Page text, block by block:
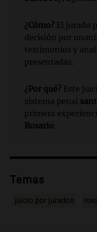
¿Cómo? El jurado
decisión por
testimonios y
presentadas.
¿Por qué? Este
sistema penal
primera
Rosario.
Temas
juicio por jurados